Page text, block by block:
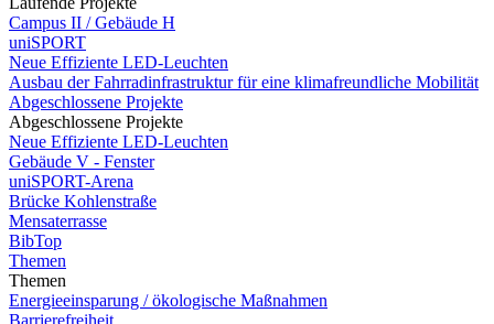
Campus II / Gebäude H
uniSPORT
Neue Effiziente LED-Leuchten
Ausbau der Fahrradinfrastruktur für eine klimafreundliche Mobilität
Abgeschlossene Projekte
Abgeschlossene Projekte
Neue Effiziente LED-Leuchten
Gebäude V - Fenster
uniSPORT-Arena
Brücke Kohlenstraße
Mensaterrasse
BibTop
Themen
Themen
Energieeinsparung / ökologische Maßnahmen
Barrierefreiheit